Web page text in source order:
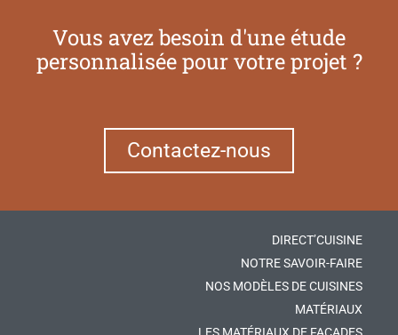
Vous avez besoin d'une étude
personnalisée pour votre projet ?
Contactez-nous
DIRECT’CUISINE
NOTRE SAVOIR-FAIRE
NOS MODÈLES DE CUISINES
MATÉRIAUX